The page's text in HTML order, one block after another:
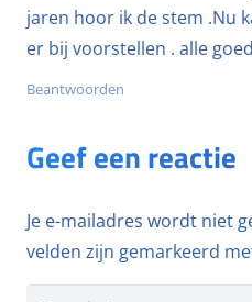
jaren hoor ik de stem .Nu
er bij voorstellen . alle
Beantwoorden
Geef een reactie
Je e-mailadres wordt niet
velden zijn gemarkeerd